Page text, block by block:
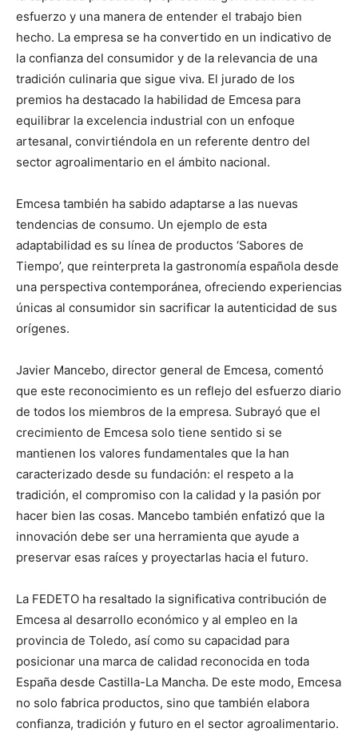
esfuerzo y una manera de entender el trabajo bien
hecho. La empresa se ha convertido en un indicativo de
la confianza del consumidor y de la relevancia de una
tradición culinaria que sigue viva. El jurado de los
premios ha destacado la habilidad de Emcesa para
equilibrar la excelencia industrial con un enfoque
artesanal, convirtiéndola en un referente dentro del
sector agroalimentario en el ámbito nacional.
Emcesa también ha sabido adaptarse a las nuevas
tendencias de consumo. Un ejemplo de esta
adaptabilidad es su línea de productos ‘Sabores de
Tiempo’, que reinterpreta la gastronomía española desde
una perspectiva contemporánea, ofreciendo experiencias
únicas al consumidor sin sacrificar la autenticidad de sus
orígenes.
Javier Mancebo, director general de Emcesa, comentó
que este reconocimiento es un reflejo del esfuerzo diario
de todos los miembros de la empresa. Subrayó que el
crecimiento de Emcesa solo tiene sentido si se
mantienen los valores fundamentales que la han
caracterizado desde su fundación: el respeto a la
tradición, el compromiso con la calidad y la pasión por
hacer bien las cosas. Mancebo también enfatizó que la
innovación debe ser una herramienta que ayude a
preservar esas raíces y proyectarlas hacia el futuro.
La FEDETO ha resaltado la significativa contribución de
Emcesa al desarrollo económico y al empleo en la
provincia de Toledo, así como su capacidad para
posicionar una marca de calidad reconocida en toda
España desde Castilla-La Mancha. De este modo, Emcesa
no solo fabrica productos, sino que también elabora
confianza, tradición y futuro en el sector agroalimentario.